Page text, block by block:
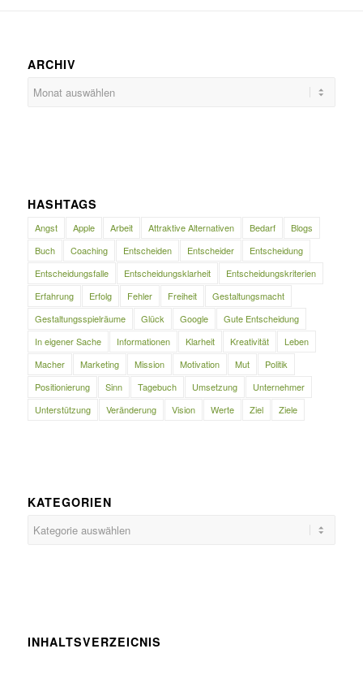
ARCHIV
HASHTAGS
Angst Apple Arbeit Attraktive Alternativen Bedarf
Blogs
Buch
Coaching Entscheiden Entscheider
Entscheidung
Entscheidungsfalle
Entscheidungsklarheit
Entscheidungskriterien
Erfahrung
Erfolg Fehler Freiheit
Gestaltungsmacht
Gestaltungsspielräume
Glück Google
Gute Entscheidung
In eigener Sache
Informationen Klarheit Kreativität
Leben
Macher
Marketing Mission Motivation Mut
Politik
Positionierung
Sinn Tagebuch Umsetzung
Unternehmer
Unterstützung
Veränderung Vision Werte Ziel Ziele
KATEGORIEN
INHALTSVERZEICNIS